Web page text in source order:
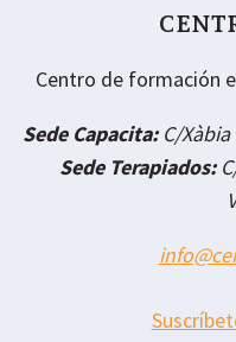
Centro de formación
Sede Capacita:C/Xàbia
Sede Terapiados: